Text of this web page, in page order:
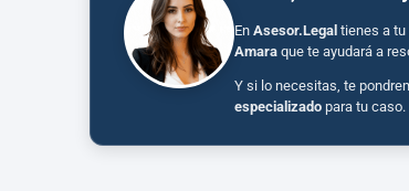
En Asesor.Legal tienes a
Amara que te ayudará a
Y si lo necesitas, te
especializado para tu caso.